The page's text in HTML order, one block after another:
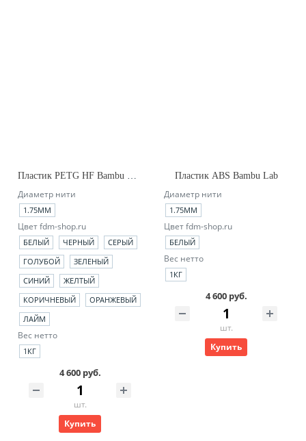
Пластик PETG HF Bambu Lab (no_spool)
Диаметр нити
1.75ММ
Цвет fdm-shop.ru
БЕЛЫЙ ЧЕРНЫЙ
СЕРЫЙ
ГОЛУБОЙ
ЗЕЛЕНЫЙ
СИНИЙ
ЖЕЛТЫЙ
КОРИЧНЕВЫЙ
ОРАНЖЕВЫЙ
ЛАЙМ
Вес нетто
1КГ
4 600 руб.
шт.
Купить
Пластик ABS Bambu Lab
Диаметр нити
1.75ММ
Цвет fdm-shop.ru
БЕЛЫЙ
Вес нетто
1КГ
4 600 руб.
шт.
Купить